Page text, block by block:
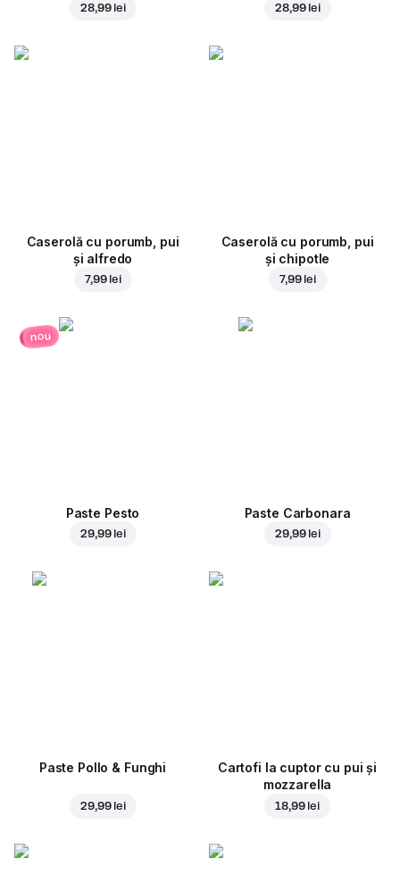
28,99 lei 28,99 lei
Caserolă cu porumb, pui
și alfredo
7,99 lei
Caserolă cu porumb, pui
și chipotle
7,99 lei
nou
Paste Pesto
29,99 lei
Paste Carbonara
29,99 lei
Paste Pollo & Funghi
29,99 lei
Cartofi la cuptor cu pui și
mozzarella
18,99 lei